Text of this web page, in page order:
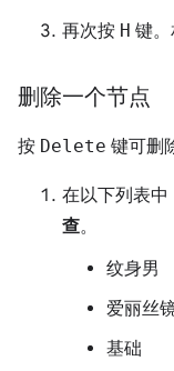
再次按 H 键。
删除一个节点
按 Delete 键可删
在以下列表中
查。
纹身男
爱丽丝
基础